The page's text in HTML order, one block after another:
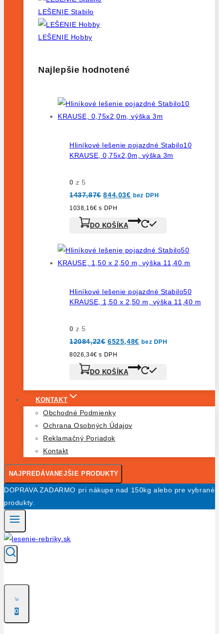
LEŠENIE Stabilo
LEŠENIE Hobby
Najlepšie hodnotené
Hliníkové lešenie pojazdné Stabilo10
KRAUSE, 0,75x2,0m, výška 3m
0 z 5
1437,87€ Pôvodná
cena
bola:
844,03€Aktuálna
cena
bez DPH
1038,16€ s DPH
DO KOŠÍKA
Hliníkové lešenie pojazdné Stabilo50
KRAUSE, 1,50 x 2,50 m, výška 11,40 m
0 z 5
12084,22€ Pôvodná
cena
bola:
6525,48€Aktuálna
cena
bez DPH
8026,34€ s DPH
DO KOŠÍKA
KONTAKT
Obchodné Podmienky
Ochrana Osobných Údajov
Reklamačný Poriadok
Kontakt
NAJPREDÁVANEJŠIE PRODUKTY
DOPRAVA ZADARMO pri nákupe nad 150kg alebo pre vybrané
produkty.
0